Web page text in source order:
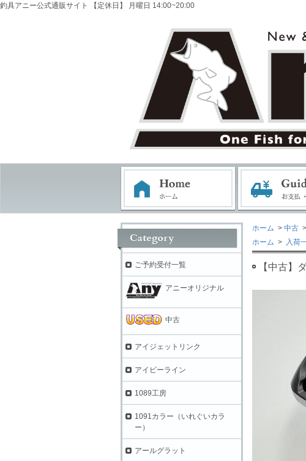
釣具アニー公式通販サイト 【定休日】 月曜日 14:00~20:00
ホーム > 中古 >
ホーム > 入荷
【中古】
ご予約受付一覧
アニーオリジナル
中古
アイジェットリンク
アイビーライン
1089工房
1091カラー（いれぐいカラ
ー）
アールグラット